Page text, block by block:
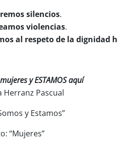
silencios.
violencias.
al respeto de la dignidad
y ESTAMOS aquí
Herranz Pascual
y Estamos”
“Mujeres”